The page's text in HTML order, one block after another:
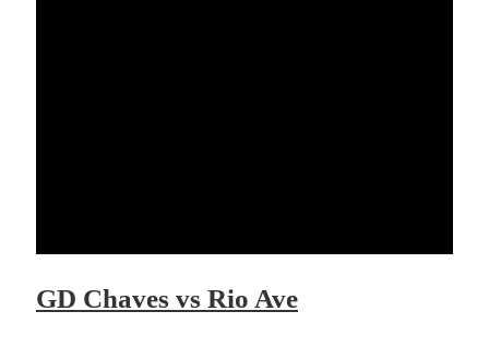
GD Chaves vs Rio Ave